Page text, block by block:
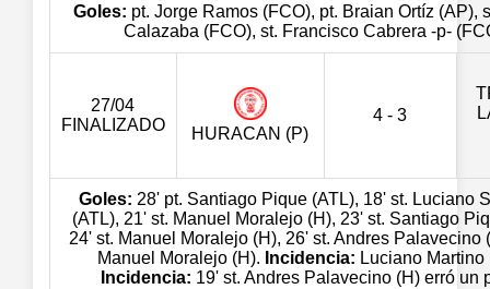
Goles: pt. Jorge Ramos (FCO), pt. Braian Ortíz (AP),
Calazaba (FCO), st. Francisco Cabrera -p-
27/04
FINALIZADO
HURACAN (P)
4 - 3
Goles: 28' pt. Santiago Pique (ATL), 18' st. Luciano
(ATL), 21' st. Manuel Moralejo (H), 23' st. Santiago
24' st. Manuel Moralejo (H), 26' st. Andres Palavecino
Manuel Moralejo (H). Incidencia: Luciano Martino
Incidencia: 19' st. Andres Palavecino (H) erró un